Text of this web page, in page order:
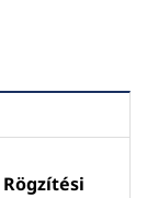
Rögzítési